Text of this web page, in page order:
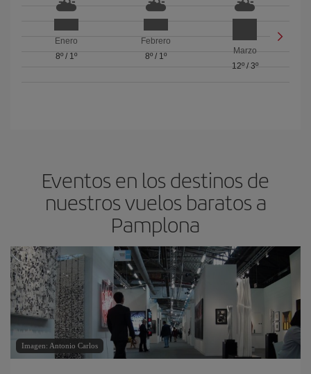
Enero
8º/ 1º
Febrero
8º/ 1º
Marzo
12º/ 3º
Eventos en los destinos de
nuestros vuelos baratos a
Pamplona
Imagen: Antonio Carlos